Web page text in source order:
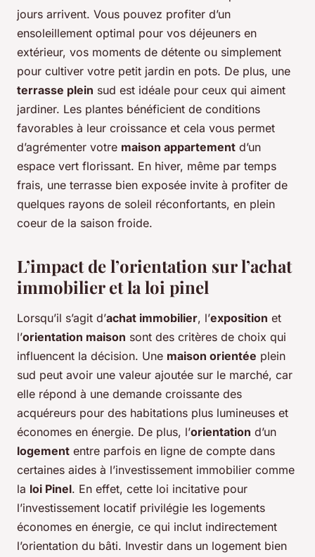
jours arrivent. Vous pouvez profiter d’un
ensoleillement optimal pour vos déjeuners en
extérieur, vos moments de détente ou simplement
pour cultiver votre petit jardin en pots. De plus, une
terrasse plein sud est idéale pour ceux qui aiment
jardiner. Les plantes bénéficient de conditions
favorables à leur croissance et cela vous permet
d’agrémenter votre maison appartement d’un
espace vert florissant. En hiver, même par temps
frais, une terrasse bien exposée invite à profiter de
quelques rayons de soleil réconfortants, en plein
coeur de la saison froide.
L’impact de l’orientation sur l’achat
immobilier et la loi pinel
Lorsqu’il s’agit d’achat immobilier, l’exposition et
l’orientation maison sont des critères de choix qui
influencent la décision. Une maison orientée plein
sud peut avoir une valeur ajoutée sur le marché, car
elle répond à une demande croissante des
acquéreurs pour des habitations plus lumineuses et
économes en énergie. De plus, l’orientation d’un
logement entre parfois en ligne de compte dans
certaines aides à l’investissement immobilier comme
la loi Pinel. En effet, cette loi incitative pour
l’investissement locatif privilégie les logements
économes en énergie, ce qui inclut indirectement
l’orientation du bâti. Investir dans un logement bien